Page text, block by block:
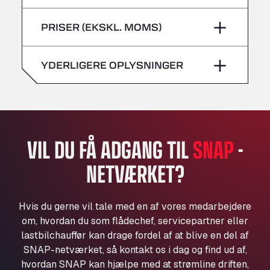
All 4 Trucks
Klaverbladstaat 21, 3560
American Truck Wash
Av. des Etats-Unis 90, 6041
Aut. A4 Salida 288 Pol. Ind. del Guadiel, 23210
AP7 Salida 2, C/ Bassegoda, 4, 17700
Andamur Pamplona
A-15 Salida Imarcoain, 31119
Andamur San Roman II
Aut A1 Exit 385, 01207
Anglia Motel
Washway Road, PE12 8LT
Anpol Sp. z o.o.
Ul. Torunska 147, 85884
lørdag –
lørdag –
PRISER (EKSKL. MOMS)
YDERLIGERE OPLYSNINGER
VIL DU FÅ ADGANG TILSNAP-
NETVÆRKET?
Hvis du gerne vil tale med en af vores medarbejdere
om, hvordan du som flådechef, servicepartner eller
lastbilchauffør kan drage fordel af at blive en del af
SNAP-netværket, så kontakt os i dag og find ud af,
hvordan SNAP kan hjælpe med at strømline driften,